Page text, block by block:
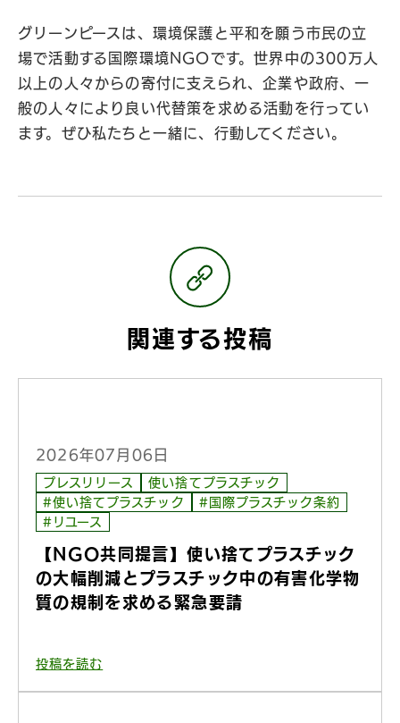
グリーンピースは、環境保護と平和を願う市民の立
場で活動する国際環境NGOです。世界中の300万人
以上の人々からの寄付に支えられ、企業や政府、一
般の人々により良い代替策を求める活動を行ってい
ます。ぜひ私たちと一緒に、行動してください。
関連する投稿
2026年07月06日
プレスリリース
使い捨てプラスチック
#使い捨てプラスチック
#国際プラスチック条約
#リユース
【NGO共同提言】使い捨てプラスチック
の大幅削減とプラスチック中の有害化学物
質の規制を求める緊急要請
投稿を読む